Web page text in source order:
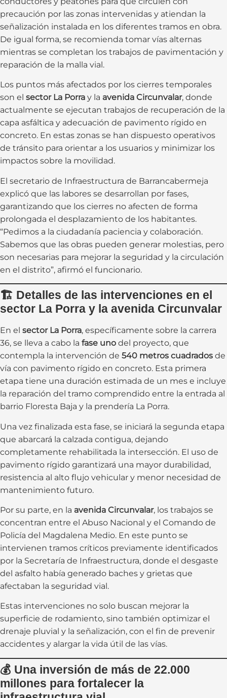
precaución por las zonas intervenidas y atiendan la
señalización instalada en los diferentes tramos en obra.
De igual forma, se recomienda tomar vías alternas
mientras se completan los trabajos de pavimentación y
reparación de la malla vial.
Los puntos más afectados por los cierres temporales
son el sector La Porra y la avenida Circunvalar, donde
actualmente se ejecutan trabajos de recuperación de la
capa asfáltica y adecuación de pavimento rígido en
concreto. En estas zonas se han dispuesto operativos
de tránsito para orientar a los usuarios y minimizar los
impactos sobre la movilidad.
El secretario de Infraestructura de Barrancabermeja
explicó que las labores se desarrollan por fases,
garantizando que los cierres no afecten de forma
prolongada el desplazamiento de los habitantes.
“Pedimos a la ciudadanía paciencia y colaboración.
Sabemos que las obras pueden generar molestias, pero
son necesarias para mejorar la seguridad y la circulación
en el distrito”, afirmó el funcionario.
🏗️ Detalles de las intervenciones en el
sector La Porra y la avenida Circunvalar
En el sector La Porra, específicamente sobre la carrera
36, se lleva a cabo la fase uno del proyecto, que
contempla la intervención de 540 metros cuadrados de
vía con pavimento rígido en concreto. Esta primera
etapa tiene una duración estimada de un mes e incluye
la reparación del tramo comprendido entre la entrada al
barrio Floresta Baja y la prendería La Porra.
Una vez finalizada esta fase, se iniciará la segunda etapa
que abarcará la calzada contigua, dejando
completamente rehabilitada la intersección. El uso de
pavimento rígido garantizará una mayor durabilidad,
resistencia al alto flujo vehicular y menor necesidad de
mantenimiento futuro.
Por su parte, en la avenida Circunvalar, los trabajos se
concentran entre el Abuso Nacional y el Comando de
Policía del Magdalena Medio. En este punto se
intervienen tramos críticos previamente identificados
por la Secretaría de Infraestructura, donde el desgaste
del asfalto había generado baches y grietas que
afectaban la seguridad vial.
Estas intervenciones no solo buscan mejorar la
superficie de rodamiento, sino también optimizar el
drenaje pluvial y la señalización, con el fin de prevenir
accidentes y alargar la vida útil de las vías.
💰 Una inversión de más de 22.000
millones para fortalecer la